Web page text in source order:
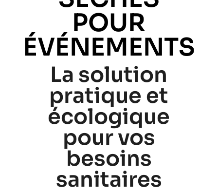
POUR
ÉVÉNEMENTS
La solution
pratique et
écologique
pour vos
besoins
sanitaires